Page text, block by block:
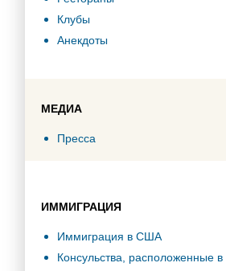
Клубы
Анекдоты
МЕДИА
Пресса
ИММИГРАЦИЯ
Иммиграция в США
Консульства, расположенные в